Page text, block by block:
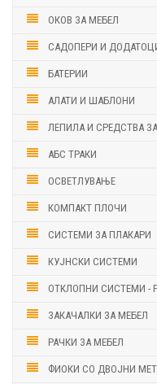
ОКОВ ЗА МЕБЕЛ
САДОПЕРИ И
БАТЕРИИ
АЛАТИ И ШАБЛОНИ
ЛЕПИЛА И СРЕДСТВА
АБС ТРАКИ
ОСВЕТЛУВАЊЕ
КОМПАКТ ПЛОЧИ
СИСТЕМИ ЗА ПЛАКАРИ
КУЈНСКИ СИСТЕМИ
ОТКЛОПНИ СИСТЕМИ -
ЗАКАЧАЛКИ ЗА МЕБЕЛ
РАЧКИ ЗА МЕБЕЛ
ФИОКИ СО ДВОЈНИ